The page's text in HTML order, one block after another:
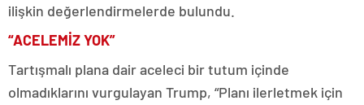
ilişkin değerlendirmelerde bulundu.
“ACELEMİZ YOK”
Tartışmalı plana dair aceleci bir tutum içinde
olmadıklarını vurgulayan Trump, “Planı ilerletmek için